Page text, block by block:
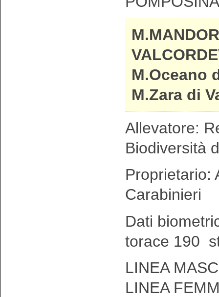
M.Oceano
M.Zara di
Allevatore:
Biodiversità
Proprietario:
Carabinieri
Dati
torace 190
LINEA
LINEA